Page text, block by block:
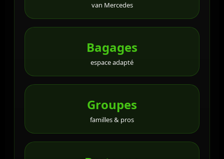
van Mercedes
Bagages
espace adapté
Groupes
familles & pros